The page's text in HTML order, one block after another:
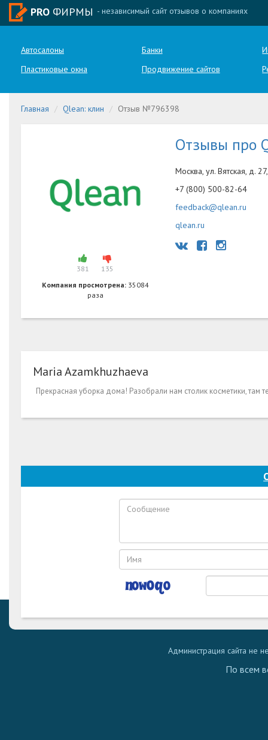
PRO ФИРМЫ - независимый сайт отзывов о компаниях
Автосалоны Банки
Пластиковые окна
Продвижение сайтов
Главная Qlean: клин Отзыв №796398
381
135
Компания просмотрена: 35084
раза
Отзывы про
Москва, ул. Вятская, д.
+7 (800) 500-82-64
feedback@qlean.ru
qlean.ru
Maria Azamkhuzhaeva
Прекрасная уборка дома! Разобрали нам столик косметики, там
Администрация сайта не
По всем